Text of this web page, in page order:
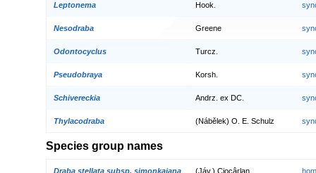
Leptonema Hook.
Nesodraba Greene
Odontocyclus Turcz.
Pseudobraya Korsh.
Schivereckia Andrz. ex DC.
Thylacodraba (Nábělek) O. E. Schulz
Species group names
Draba stellata subsp. simonkaiana (Jáv.) Ciocârlan